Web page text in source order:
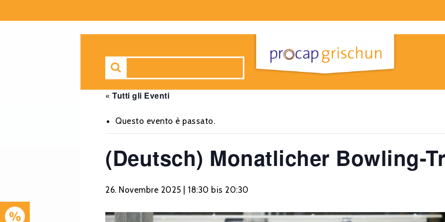
« Tutti gli Eventi
Questo evento è passato.
(Deutsch) Monatlicher Bowling-
26. Novembre 2025 | 18:30 bis 20:30